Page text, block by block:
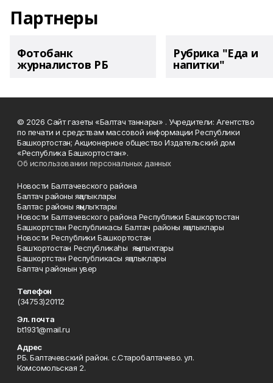
Партнеры
Фотобанк
журналистов РБ
Рубрика "Еда и
напитки"
© 2026 Сайт газеты «Балтач таннары» . Учредители: Агентство
по печати и средствам массовой информации Республики
Башкортостан; Акционерное общество Издательский дом
«Республика Башкортостан».
Об использовании персональных данных
Новости Балтачевского района
Балтач районы яңалыклары
Балтас районы яңылыҡтары
Новости Балтачевского района Республики Башкортостан
Башкортстан Республикасы Балтач районы яңалыклары
Новости Республики Башкортостан
Башҡортостан Республикаһы яңылыҡтары
Башкортстан Республикасы яңалыклары
Балтач районын увер
Телефон
(34753)20112
Эл. почта
bt1931@mail.ru
Адрес
РБ. Балтачевский район. с.Старобалтачево. ул.
Комсомольская 2.